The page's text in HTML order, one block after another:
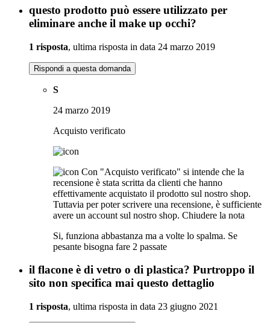
questo prodotto può essere utilizzato per
eliminare anche il make up occhi?
1 risposta, ultima risposta in data 24 marzo 2019
Rispondi a questa domanda
S
24 marzo 2019
Acquisto verificato
Con "Acquisto verificato" si intende che la
recensione è stata scritta da clienti che hanno
effettivamente acquistato il prodotto sul nostro shop.
Tuttavia per poter scrivere una recensione, è sufficiente
avere un account sul nostro shop. Chiudere la nota
Si, funziona abbastanza ma a volte lo spalma. Se
pesante bisogna fare 2 passate
il flacone è di vetro o di plastica? Purtroppo il
sito non specifica mai questo dettaglio
1 risposta, ultima risposta in data 23 giugno 2021